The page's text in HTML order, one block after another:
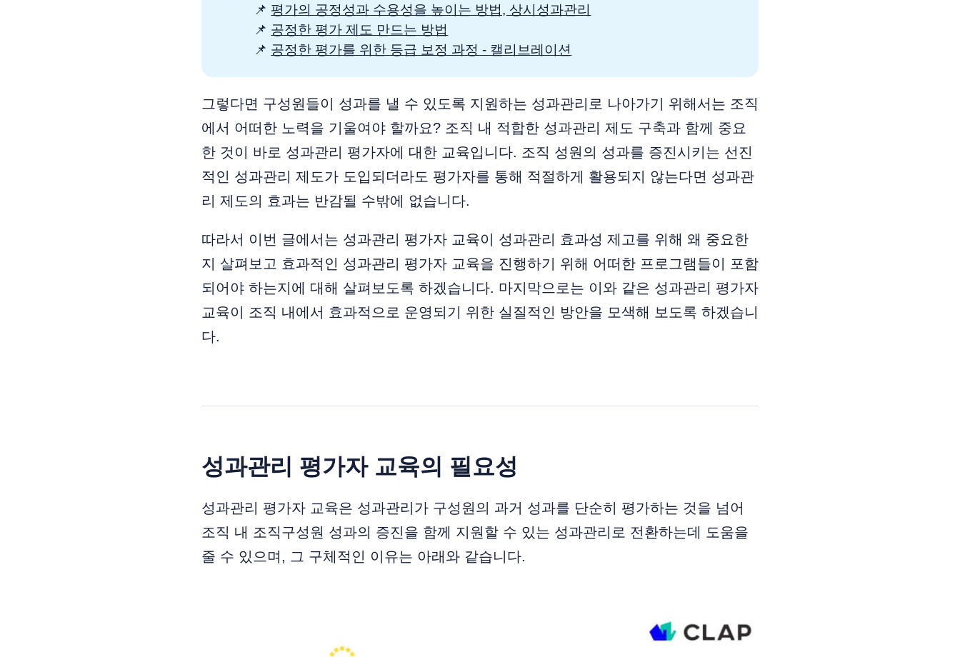
📌 평가의 공정성과 수용성을 높이는 방법, 상시성과관리
📌 공정한 평가 제도 만드는 방법
📌 공정한 평가를 위한 등급 보정 과정 - 캘리브레이션
그렇다면 구성원들이 성과를 낼 수 있도록 지원하는 성과관리로 나아가기 위해서는 조직
에서 어떠한 노력을 기울여야 할까요? 조직 내 적합한 성과관리 제도 구축과 함께 중요
한 것이 바로 성과관리 평가자에 대한 교육입니다. 조직 성원의 성과를 증진시키는 선진
적인 성과관리 제도가 도입되더라도 평가자를 통해 적절하게 활용되지 않는다면 성과관
리 제도의 효과는 반감될 수밖에 없습니다.
따라서 이번 글에서는 성과관리 평가자 교육이 성과관리 효과성 제고를 위해 왜 중요한
지 살펴보고 효과적인 성과관리 평가자 교육을 진행하기 위해 어떠한 프로그램들이 포함
되어야 하는지에 대해 살펴보도록 하겠습니다. 마지막으로는 이와 같은 성과관리 평가자
교육이 조직 내에서 효과적으로 운영되기 위한 실질적인 방안을 모색해 보도록 하겠습니
다.
성과관리 평가자 교육의 필요성
성과관리 평가자 교육은 성과관리가 구성원의 과거 성과를 단순히 평가하는 것을 넘어
조직 내 조직구성원 성과의 증진을 함께 지원할 수 있는 성과관리로 전환하는데 도움을
줄 수 있으며, 그 구체적인 이유는 아래와 같습니다.